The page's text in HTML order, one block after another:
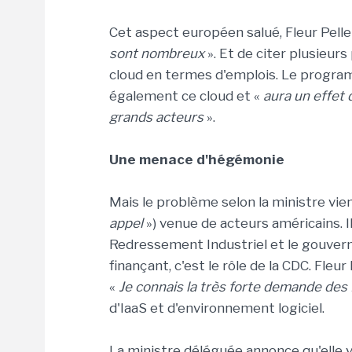
Cet aspect européen salué, Fleur
sont nombreux». Et de citer
cloud en termes d'emplois. Le
également ce cloud et « aura un effet
grands acteurs».
Une menace d'hégémonie
Mais le problème selon la ministre
appel») venue de acteurs
Redressement Industriel et le
finançant, c'est le rôle de la CDC.
« Je connais la très forte demande
d'IaaS et d'environnement logiciel.